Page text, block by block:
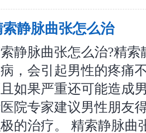
静脉曲张怎么治
静脉曲张怎么治?精索
，会引起男性的疼痛
如果严重还可能造成
院专家建议男性朋友
的治疗。 精索静脉曲